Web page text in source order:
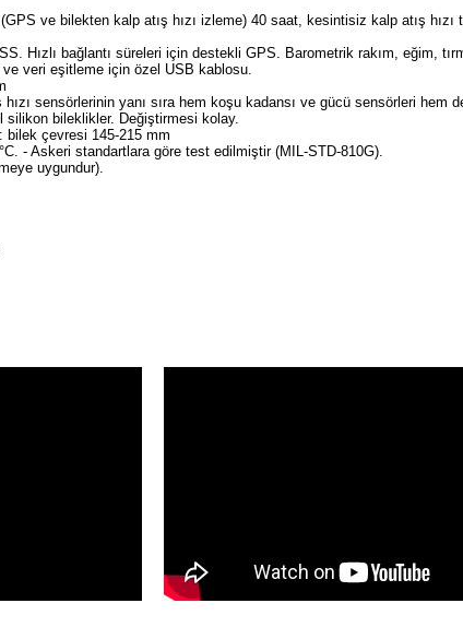
ve bilekten kalp atış hızı izleme) 40 saat, kesintisiz kalp atış
Hızlı bağlantı süreleri için destekli GPS. Barometrik rakım, eğim,
veri eşitleme için özel USB kablosu.
sensörlerinin yanı sıra hem koşu kadansı ve gücü sensörleri hem
silikon bileklikler. Değiştirmesi kolay.
çevresi 145-215 mm
- Askeri standartlara göre test edilmiştir (MIL-STD-810G).
uygundur).